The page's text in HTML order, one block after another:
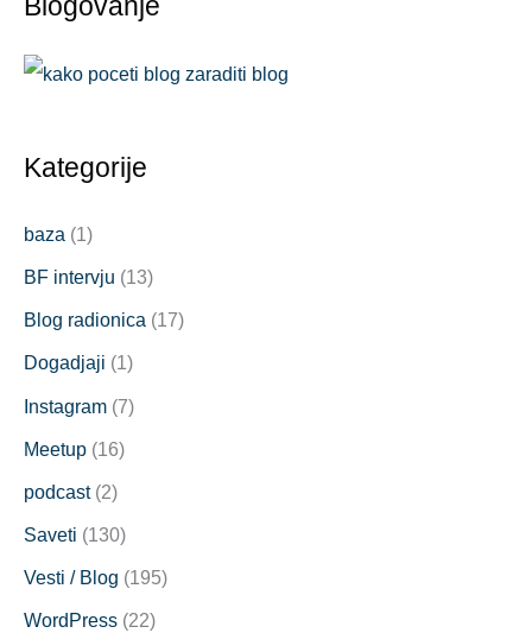
Kategorije
baza (1)
BF intervju (13)
Blog radionica (17)
Dogadjaji (1)
Instagram (7)
Meetup (16)
podcast(2)
Saveti (130)
Vesti / Blog (195)
WordPress (22)